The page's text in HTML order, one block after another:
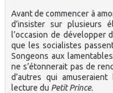
Avant de commencer à
d’insister sur plusieurs
l’occasion de développer
que les socialistes
Songeons aux
ne s’étonnerait pas de
d’autres qui
lecture du Petit Prince.